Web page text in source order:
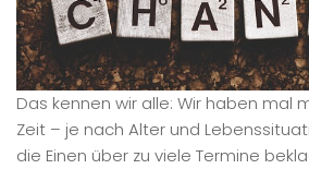
Das kennen wir alle: Wir haben mal
Zeit – je nach Alter und
die Einen über zu viele Termine